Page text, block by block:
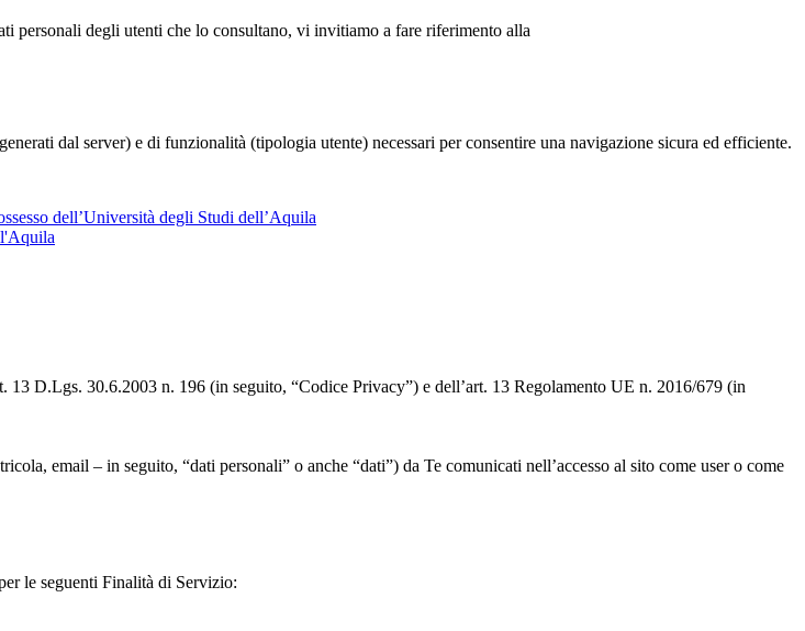
personali degli utenti che lo consultano, vi invitiamo a fare riferimento alla
dal server) e di funzionalità (tipologia utente) necessari per consentire una navigazione sicura ed efficiente.
dell’Università degli Studi dell’Aquila
D.Lgs. 30.6.2003 n. 196 (in seguito, “Codice Privacy”) e dell’art. 13 Regolamento UE n. 2016/679 (in
email – in seguito, “dati personali” o anche “dati”) da Te comunicati nell’accesso al sito come user o come
le seguenti Finalità di Servizio: